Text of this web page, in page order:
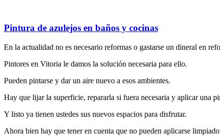
Pintura de azulejos en baños y cocinas
En la actualidad no es necesario reformas o gastarse un dineral en
Pintores en Vitoria le damos la solución necesaria para ello.
Pueden pintarse y dar un aire nuevo a esos ambientes.
Hay que lijar la superficie, repararla si fuera necesaria y aplicar una
Y listo ya tienen ustedes sus nuevos espacios para disfrutar.
Ahora bien hay que tener en cuenta que no pueden aplicarse